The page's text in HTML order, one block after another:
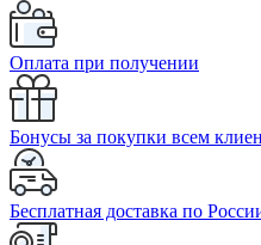
Оплата при получении
Бонусы за покупки всем
Бесплатная доставка по